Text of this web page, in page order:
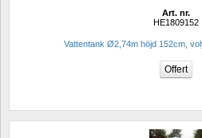
Art. nr.
HE1809152
Vattentank Ø2,74m höjd 152cm,